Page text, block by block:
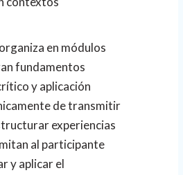
en módulos
fundamentos
y aplicación
de transmitir
experiencias
al participante
y aplicar el